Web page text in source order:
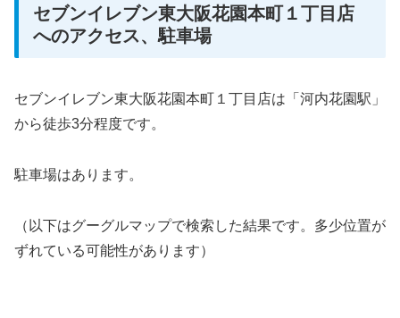
セブンイレブン東大阪花園本町１丁目店
へのアクセス、駐車場
セブンイレブン東大阪花園本町１丁目店は「河内花園駅」
から徒歩3分程度です。
駐車場はあります。
（以下はグーグルマップで検索した結果です。多少位置が
ずれている可能性があります）